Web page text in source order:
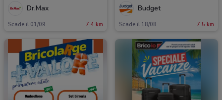
Dr.Max
Scade il 01/09 7.4 km
Budget
Scade il 18/08 7.5 km